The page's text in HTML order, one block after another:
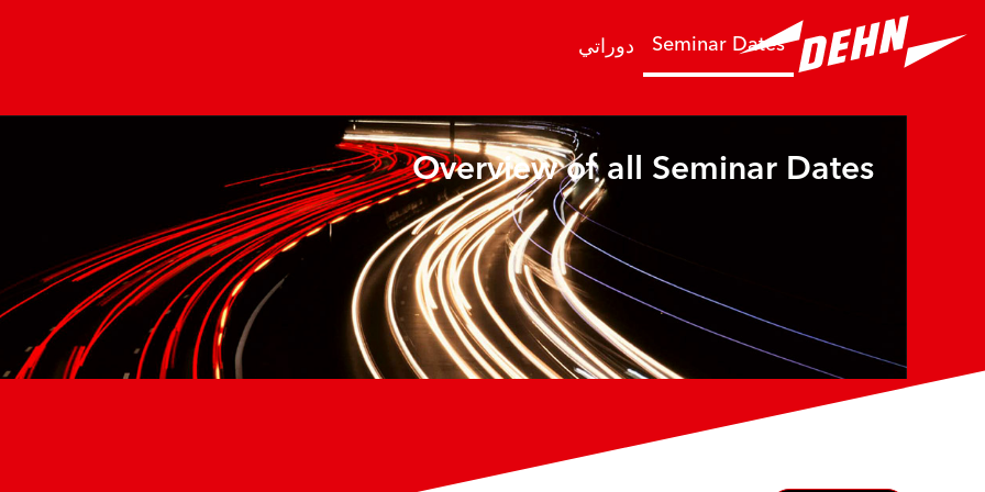
تخطى إلى المحتوى الرئيسي
Seminar Dates دوراتي
Overview of all Seminar Dates